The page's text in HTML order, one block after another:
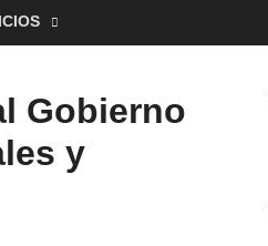
Gobierno
y